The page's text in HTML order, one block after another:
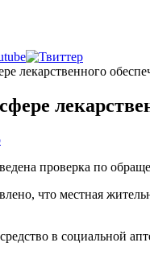
лекарственного
проверка по
что местная
в социальной